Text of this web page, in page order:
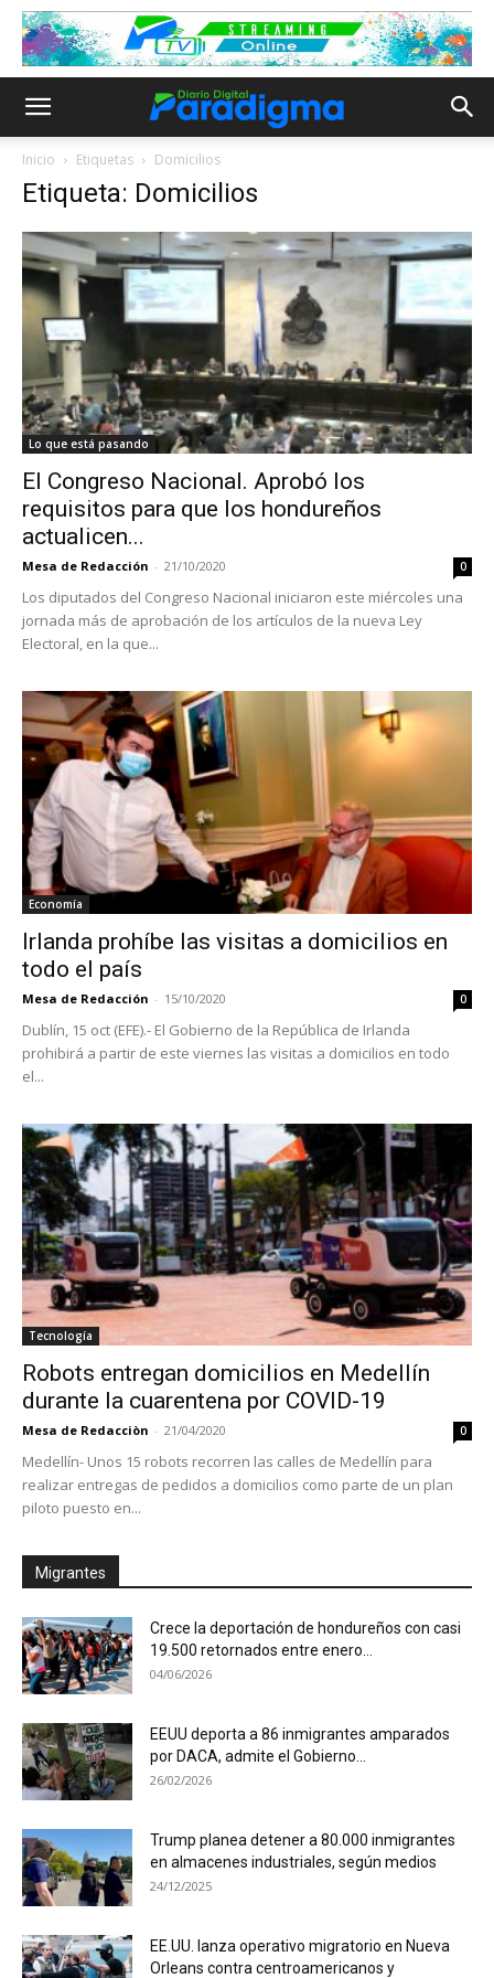
Inicio Etiquetas Domicilios
Etiqueta: Domicilios
Lo que está pasando
El Congreso Nacional. Aprobó los
requisitos para que los hondureños
actualicen...
Mesa de Redacción - 21/10/2020 0
Los diputados del Congreso Nacional iniciaron este miércoles una
jornada más de aprobación de los artículos de la nueva Ley
Electoral, en la que...
Economía
Irlanda prohíbe las visitas a domicilios en
todo el país
Mesa de Redacción - 15/10/2020 0
Dublín, 15 oct (EFE).- El Gobierno de la República de Irlanda
prohibirá a partir de este viernes las visitas a domicilios en todo
el...
Tecnología
Robots entregan domicilios en Medellín
durante la cuarentena por COVID-19
Mesa de Redacciòn - 21/04/2020 0
Medellín- Unos 15 robots recorren las calles de Medellín para
realizar entregas de pedidos a domicilios como parte de un plan
piloto puesto en...
Migrantes
Crece la deportación de hondureños con casi
19.500 retornados entre enero...
04/06/2026
EEUU deporta a 86 inmigrantes amparados
por DACA, admite el Gobierno...
26/02/2026
Trump planea detener a 80.000 inmigrantes
en almacenes industriales, según medios
24/12/2025
EE.UU. lanza operativo migratorio en Nueva
Orleans contra centroamericanos y